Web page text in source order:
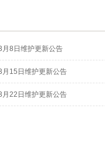
月8日维护更新公告
月15日维护更新公告
月22日维护更新公告